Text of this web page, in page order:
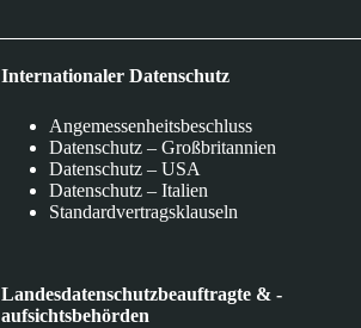
Internationaler Datenschutz
Angemessenheitsbeschluss
Datenschutz – Großbritannien
Datenschutz – USA
Datenschutz – Italien
Standardvertragsklauseln
Landesdatenschutzbeauftragte & -
aufsichtsbehörden